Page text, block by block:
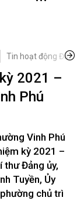
Tin hoạt động Đảng,
2021 –
Phú
Vinh Phú
kỳ 2021 –
thư Đảng ủy,
Tuyền, Ủy
chủ trì